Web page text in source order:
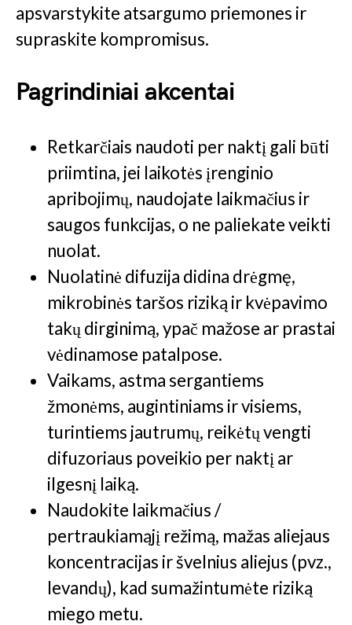
apsvarstykite atsargumo priemones ir
supraskite kompromisus.
Pagrindiniai akcentai
Retkarčiais naudoti per naktį gali būti
priimtina, jei laikotės įrenginio
apribojimų, naudojate laikmačius ir
saugos funkcijas, o ne paliekate veikti
nuolat.
Nuolatinė difuzija didina drėgmę,
mikrobinės taršos riziką ir kvėpavimo
takų dirginimą, ypač mažose ar prastai
vėdinamose patalpose.
Vaikams, astma sergantiems
žmonėms, augintiniams ir visiems,
turintiems jautrumų, reikėtų vengti
difuzoriaus poveikio per naktį ar
ilgesnį laiką.
Naudokite laikmačius /
pertraukiamąjį režimą, mažas aliejaus
koncentracijas ir švelnius aliejus (pvz.,
levandų), kad sumažintumėte riziką
miego metu.